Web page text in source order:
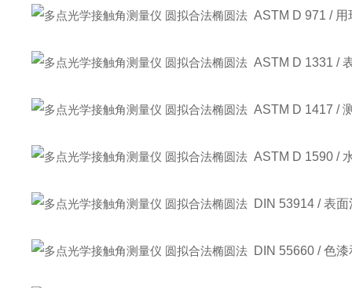
ASTM D 971 /
ASTM D 1331 /
ASTM D 1417 /
ASTM D 1590 /
DIN 53914 / 表
DIN 55660 / 色